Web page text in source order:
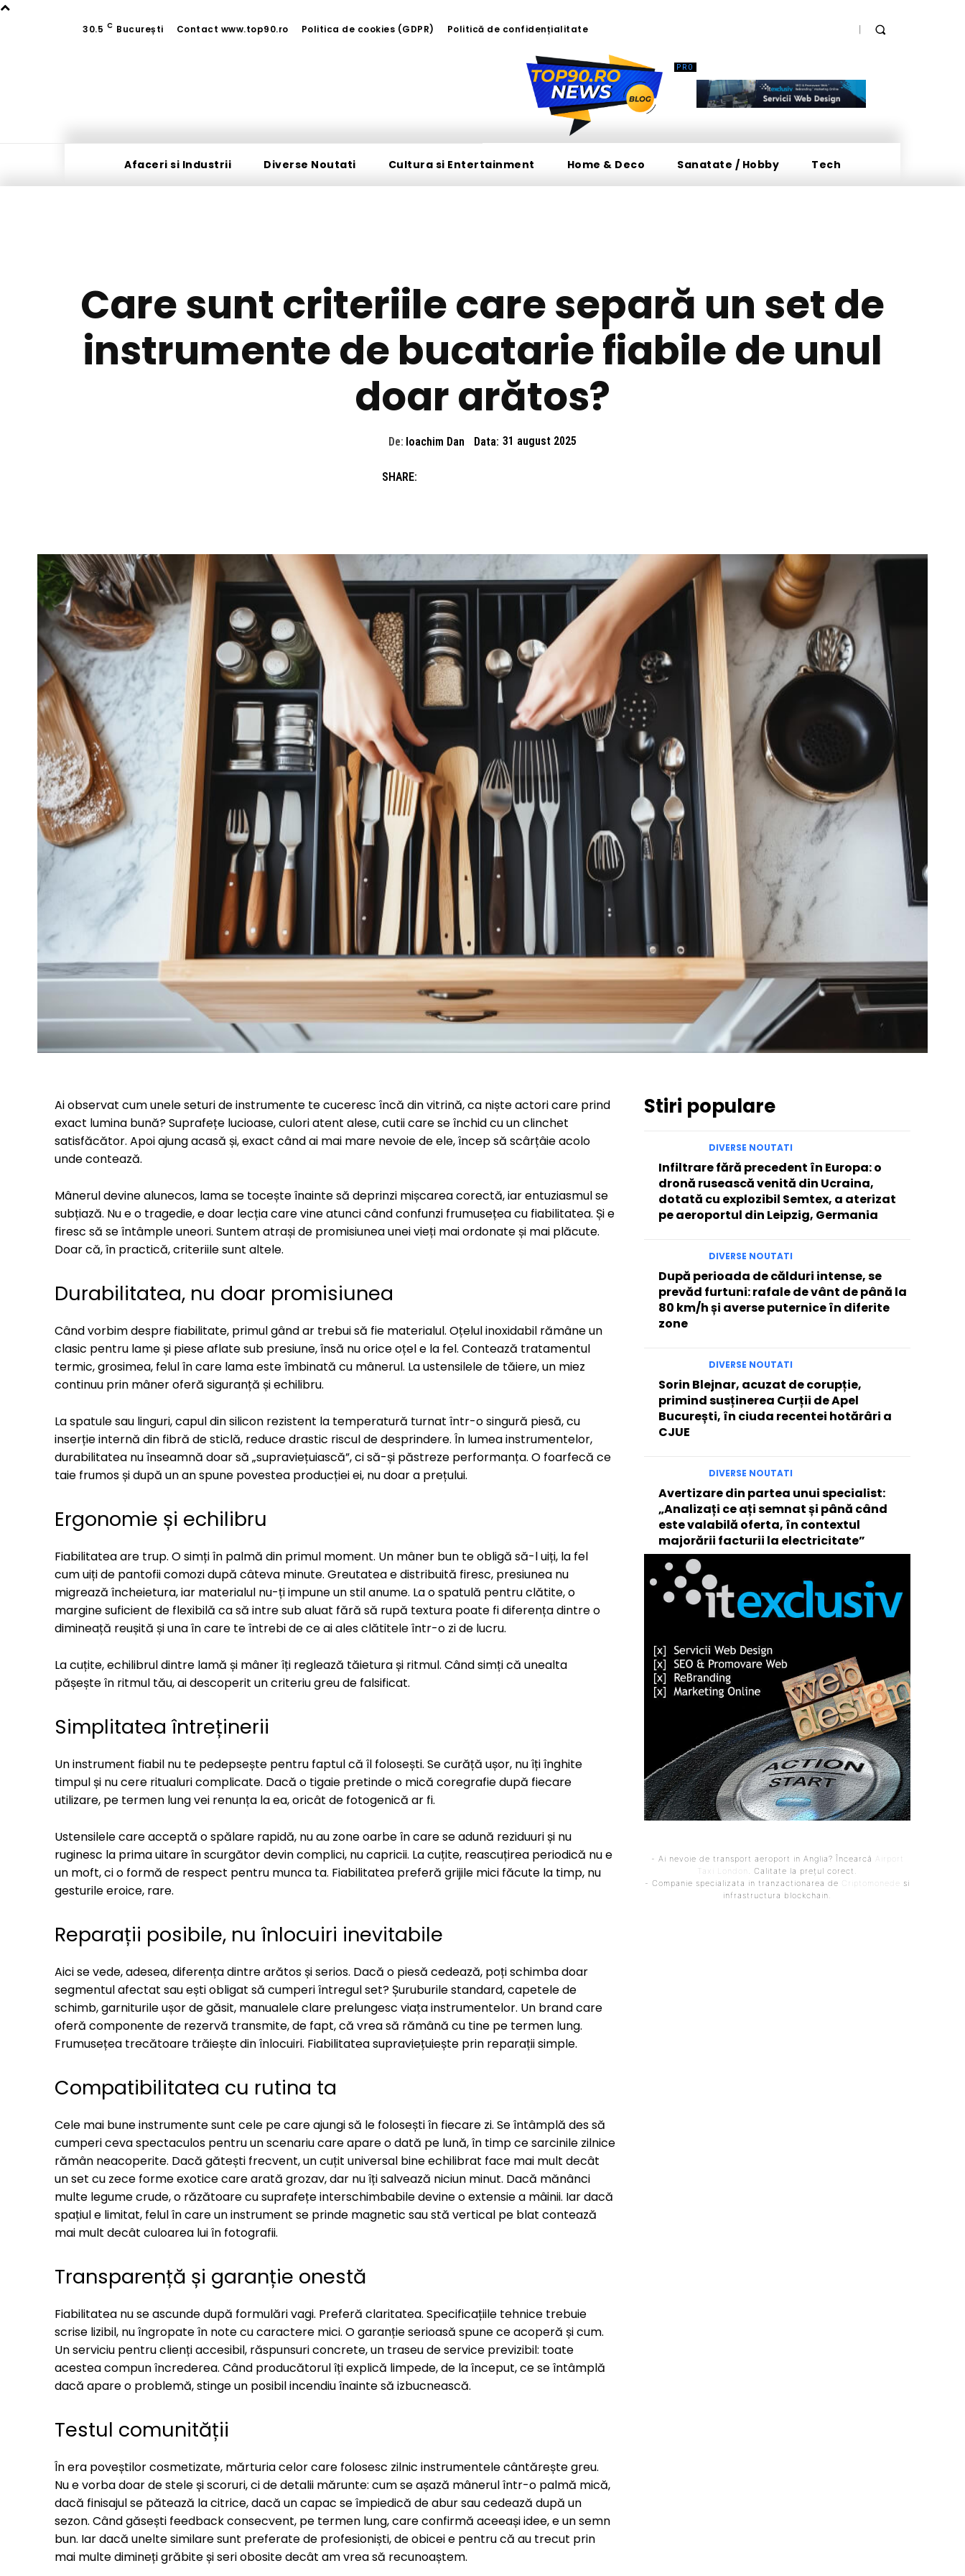
30.5 C București Contact www.top90.ro Politica de cookies (GDPR) Politică de confidențialitate
Afaceri si Industrii Diverse Noutati Cultura si Entertainment Home & Deco Sanatate / Hobby Tech
Care sunt criteriile care separă un set de
instrumente de bucatarie fiabile de unul
doar arătos?
De: Ioachim Dan Data: 31 august 2025
SHARE:
Ai observat cum unele seturi de instrumente te cuceresc încă din vitrină, ca niște actori care prind
exact lumina bună? Suprafețe lucioase, culori atent alese, cutii care se închid cu un clinchet
satisfăcător. Apoi ajung acasă și, exact când ai mai mare nevoie de ele, încep să scârțâie acolo
unde contează.
Mânerul devine alunecos, lama se tocește înainte să deprinzi mișcarea corectă, iar entuziasmul se
subțiază. Nu e o tragedie, e doar lecția care vine atunci când confunzi frumusețea cu fiabilitatea. Și e
firesc să se întâmple uneori. Suntem atrași de promisiunea unei vieți mai ordonate și mai plăcute.
Doar că, în practică, criteriile sunt altele.
Durabilitatea, nu doar promisiunea
Când vorbim despre fiabilitate, primul gând ar trebui să fie materialul. Oțelul inoxidabil rămâne un
clasic pentru lame și piese aflate sub presiune, însă nu orice oțel e la fel. Contează tratamentul
termic, grosimea, felul în care lama este îmbinată cu mânerul. La ustensilele de tăiere, un miez
continuu prin mâner oferă siguranță și echilibru.
La spatule sau linguri, capul din silicon rezistent la temperatură turnat într-o singură piesă, cu
inserție internă din fibră de sticlă, reduce drastic riscul de desprindere. În lumea instrumentelor,
durabilitatea nu înseamnă doar să „supraviețuiască”, ci să-și păstreze performanța. O foarfecă ce
taie frumos și după un an spune povestea producției ei, nu doar a prețului.
Ergonomie și echilibru
Fiabilitatea are trup. O simți în palmă din primul moment. Un mâner bun te obligă să-l uiți, la fel
cum uiți de pantofii comozi după câteva minute. Greutatea e distribuită firesc, presiunea nu
migrează încheietura, iar materialul nu-ți impune un stil anume. La o spatulă pentru clătite, o
margine suficient de flexibilă ca să intre sub aluat fără să rupă textura poate fi diferența dintre o
dimineață reușită și una în care te întrebi de ce ai ales clătitele într-o zi de lucru.
La cuțite, echilibrul dintre lamă și mâner îți reglează tăietura și ritmul. Când simți că unealta
pășește în ritmul tău, ai descoperit un criteriu greu de falsificat.
Simplitatea întreținerii
Un instrument fiabil nu te pedepsește pentru faptul că îl folosești. Se curăță ușor, nu îți înghite
timpul și nu cere ritualuri complicate. Dacă o tigaie pretinde o mică coregrafie după fiecare
utilizare, pe termen lung vei renunța la ea, oricât de fotogenică ar fi.
Ustensilele care acceptă o spălare rapidă, nu au zone oarbe în care se adună reziduuri și nu
ruginesc la prima uitare în scurgător devin complici, nu capricii. La cuțite, reascuțirea periodică nu e
un moft, ci o formă de respect pentru munca ta. Fiabilitatea preferă grijile mici făcute la timp, nu
gesturile eroice, rare.
Reparații posibile, nu înlocuiri inevitabile
Aici se vede, adesea, diferența dintre arătos și serios. Dacă o piesă cedează, poți schimba doar
segmentul afectat sau ești obligat să cumperi întregul set? Șuruburile standard, capetele de
schimb, garniturile ușor de găsit, manualele clare prelungesc viața instrumentelor. Un brand care
oferă componente de rezervă transmite, de fapt, că vrea să rămână cu tine pe termen lung.
Frumusețea trecătoare trăiește din înlocuiri. Fiabilitatea supraviețuiește prin reparații simple.
Compatibilitatea cu rutina ta
Cele mai bune instrumente sunt cele pe care ajungi să le folosești în fiecare zi. Se întâmplă des să
cumperi ceva spectaculos pentru un scenariu care apare o dată pe lună, în timp ce sarcinile zilnice
rămân neacoperite. Dacă gătești frecvent, un cuțit universal bine echilibrat face mai mult decât
un set cu zece forme exotice care arată grozav, dar nu îți salvează niciun minut. Dacă mănânci
multe legume crude, o răzătoare cu suprafețe interschimbabile devine o extensie a mâinii. Iar dacă
spațiul e limitat, felul în care un instrument se prinde magnetic sau stă vertical pe blat contează
mai mult decât culoarea lui în fotografii.
Transparență și garanție onestă
Fiabilitatea nu se ascunde după formulări vagi. Preferă claritatea. Specificațiile tehnice trebuie
scrise lizibil, nu îngropate în note cu caractere mici. O garanție serioasă spune ce acoperă și cum.
Un serviciu pentru clienți accesibil, răspunsuri concrete, un traseu de service previzibil: toate
acestea compun încrederea. Când producătorul îți explică limpede, de la început, ce se întâmplă
dacă apare o problemă, stinge un posibil incendiu înainte să izbucnească.
Testul comunității
În era poveștilor cosmetizate, mărturia celor care folosesc zilnic instrumentele cântărește greu.
Nu e vorba doar de stele și scoruri, ci de detalii mărunte: cum se așază mânerul într-o palmă mică,
dacă finisajul se pătează la citrice, dacă un capac se împiedică de abur sau cedează după un
sezon. Când găsești feedback consecvent, pe termen lung, care confirmă aceeași idee, e un semn
bun. Iar dacă unelte similare sunt preferate de profesioniști, de obicei e pentru că au trecut prin
mai multe dimineți grăbite și seri obosite decât am vrea să recunoaștem.
Stiri populare
DIVERSE NOUTATI
Infiltrare fără precedent în Europa: o
dronă rusească venită din Ucraina,
dotată cu explozibil Semtex, a aterizat
pe aeroportul din Leipzig, Germania
DIVERSE NOUTATI
După perioada de călduri intense, se
prevăd furtuni: rafale de vânt de până la
80 km/h și averse puternice în diferite
zone
DIVERSE NOUTATI
Sorin Blejnar, acuzat de corupție,
primind susținerea Curții de Apel
București, în ciuda recentei hotărâri a
CJUE
DIVERSE NOUTATI
Avertizare din partea unui specialist:
„Analizați ce ați semnat și până când
este valabilă oferta, în contextul
majorării facturii la electricitate”
- Ai nevoie de transport aeroport in Anglia? Încearcă Airport
Taxi London
. Calitate la prețul corect.
- Companie specializata in tranzactionarea de
Criptomonede
si
infrastructura blockchain.